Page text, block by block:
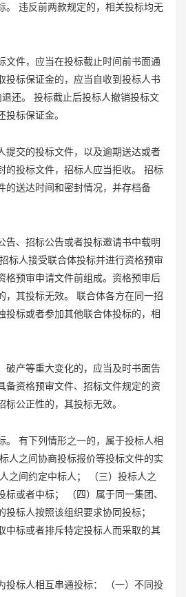
。 违反前两款规定的，相关投标均无
文件，应当在投标截止时间前书面通
投标保证金的，应当自收到投标人书
还。 投标截止后投标人撤销投标文
标保证金。
提交的投标文件，以及逾期送达或者
的投标文件，招标人应当拒收。 招标
的送达时间和密封情况，并存档备
告、招标公告或者投标邀请书中载明
标人接受联合体投标并进行资格预审
格预审申请文件前组成。资格预审后
，其投标无效。 联合体各方在同一招
投标或者参加其他联合体投标的，相
破产等重大变化的，应当及时书面告
备资格预审文件、招标文件规定的资
公正性的，其投标无效。
。 有下列情形之一的，属于投标人相
人之间协商投标报价等投标文件的实
之间约定中标人； （三）投标人之
标或者中标； （四）属于同一集团、
标人按照该组织要求协同投标；
中标或者排斥特定投标人而采取的其
投标人相互串通投标： （一）不同投